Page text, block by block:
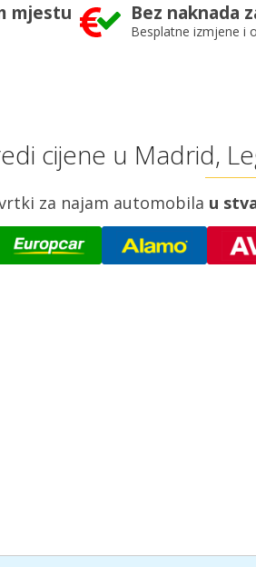
mjestu Bez naknada
Besplatne izmjene i
cijene u Madrid,
za najam automobila u